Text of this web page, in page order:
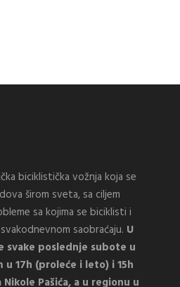
biciklistička vožnja koja se
širom sveta, sa ciljem
sa kojima se biciklisti i
saobraćaju. U
svake poslednje subote u
17h (proleće i leto) i 15h
Pašića, a u regionu u